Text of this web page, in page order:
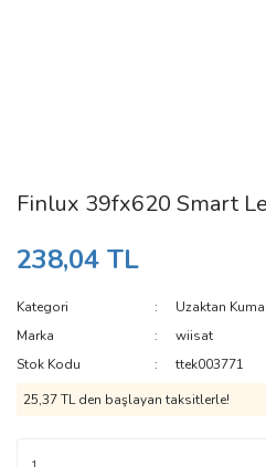
Finlux 39fx620 Smart
238,04 TL
Kategori
Uzaktan
Marka
wiisat
Stok Kodu
ttek003771
25,37 TL den başlayan taksitlerle!